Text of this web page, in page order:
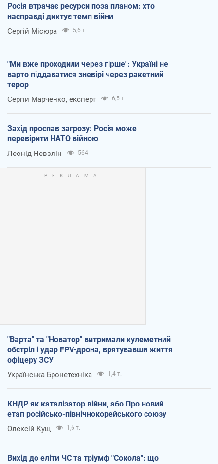
Росія втрачає ресурси поза планом: хто
насправді диктує темп війни
Сергій Місюра 5,6 т.
"Ми вже проходили через гірше": Україні не
варто піддаватися зневірі через ракетний
терор
Сергій Марченко, експерт 6,5 т.
Захід проспав загрозу: Росія може
перевірити НАТО війною
Леонід Невзлін 564
"Варта" та "Новатор" витримали кулеметний
обстріл і удар FPV-дрона, врятувавши життя
офіцеру ЗСУ
Українська Бронетехніка 1,4 т.
КНДР як каталізатор війни, або Про новий
етап російсько-північнокорейського союзу
Олексій Кущ 1,6 т.
Вихід до еліти ЧС та тріумф "Сокола": що